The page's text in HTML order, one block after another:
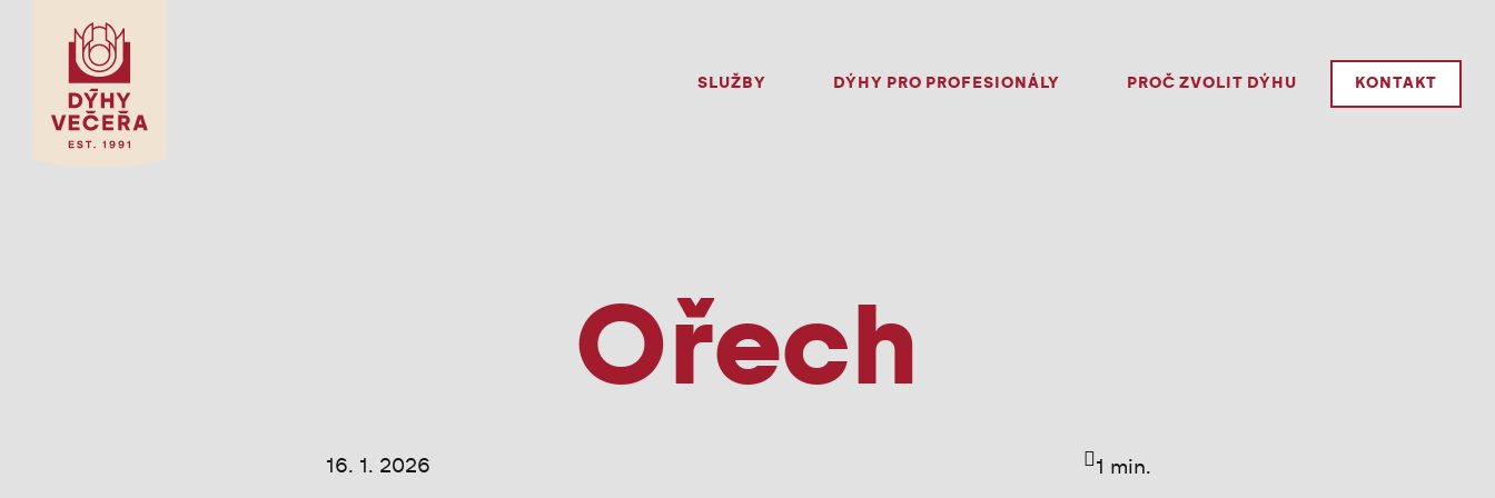
SLUŽBY DÝHY PRO PROFESIONÁLY PROČ ZVOLIT DÝHU KONTAKT
Ořech
16. 1. 2026 1 min.